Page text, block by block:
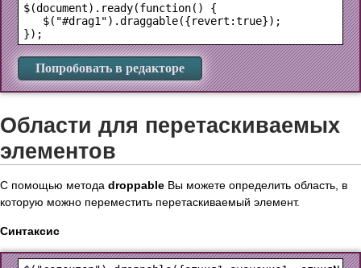
$(document).ready(function() {
   $("#drag1").draggable({revert:true});
Попробовать в редакторе
Области для перетаскиваемых
элементов
С помощью метода droppable Вы можете определить область, в
которую можно переместить перетаскиваемый элемент.
Синтаксис